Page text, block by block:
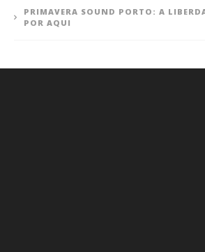
PRIMAVERA SOUND PORTO: A
POR AQUI